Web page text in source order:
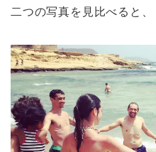
二つの写真を見比べると、